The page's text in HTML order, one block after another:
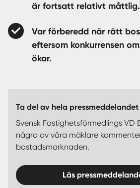
är fortsatt relativt måttlig.
Var förberedd när rätt
eftersom konkurrensen
ökar.
Ta del av hela pressmeddelandet
Svensk Fastighetsförmedlings VD
några av våra mäklare
bostadsmarknaden.
Läs